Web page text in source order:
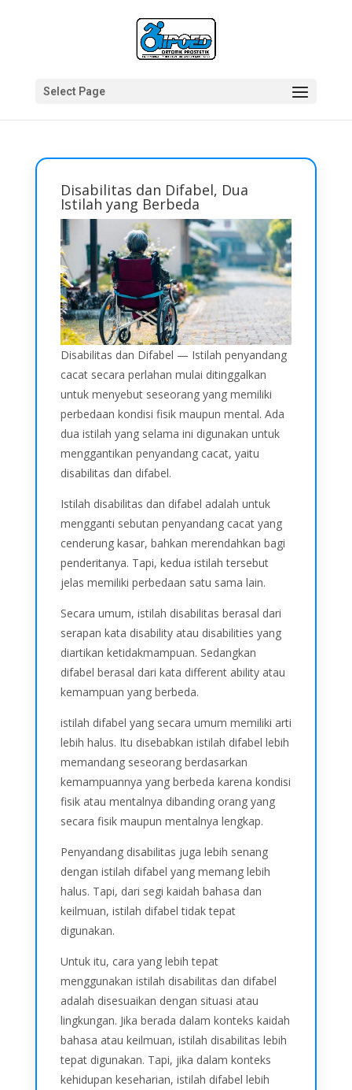
Select Page
Disabilitas dan Difabel, Dua
Istilah yang Berbeda
Disabilitas dan Difabel — Istilah penyandang
cacat secara perlahan mulai ditinggalkan
untuk menyebut seseorang yang memiliki
perbedaan kondisi fisik maupun mental. Ada
dua istilah yang selama ini digunakan untuk
menggantikan penyandang cacat, yaitu
disabilitas dan difabel.
Istilah disabilitas dan difabel adalah untuk
mengganti sebutan penyandang cacat yang
cenderung kasar, bahkan merendahkan bagi
penderitanya. Tapi, kedua istilah tersebut
jelas memiliki perbedaan satu sama lain.
Secara umum, istilah disabilitas berasal dari
serapan kata disability atau disabilities yang
diartikan ketidakmampuan. Sedangkan
difabel berasal dari kata different ability atau
kemampuan yang berbeda.
istilah difabel yang secara umum memiliki arti
lebih halus. Itu disebabkan istilah difabel lebih
memandang seseorang berdasarkan
kemampuannya yang berbeda karena kondisi
fisik atau mentalnya dibanding orang yang
secara fisik maupun mentalnya lengkap.
Penyandang disabilitas juga lebih senang
dengan istilah difabel yang memang lebih
halus. Tapi, dari segi kaidah bahasa dan
keilmuan, istilah difabel tidak tepat
digunakan.
Untuk itu, cara yang lebih tepat
menggunakan istilah disabilitas dan difabel
adalah disesuaikan dengan situasi atau
lingkungan. Jika berada dalam konteks kaidah
bahasa atau keilmuan, istilah disabilitas lebih
tepat digunakan. Tapi, jika dalam konteks
kehidupan keseharian, istilah difabel lebih